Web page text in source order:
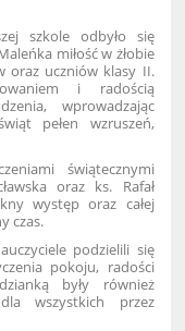
szkole odbyło się
miłość w żłobie
oraz uczniów klasy II.
i radością
wprowadzając
pełen wzruszeń,
świątecznymi
oraz ks. Rafał
występ oraz całej
czas.
podzielili się
pokoju, radości
były również
wszystkich przez